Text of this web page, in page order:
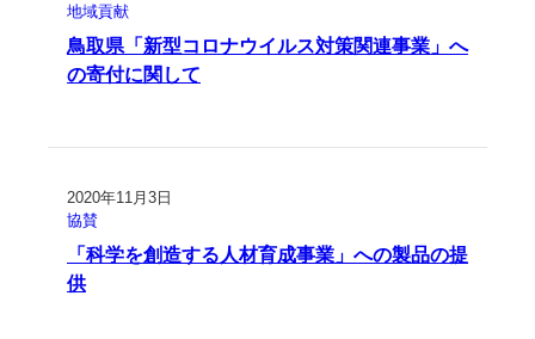
地域貢献
鳥取県「新型コロナウイルス対策関連事業」へ
の寄付に関して
2020年11月3日
協賛
「科学を創造する人材育成事業」への製品の提
供